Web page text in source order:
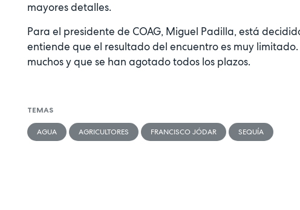
mayores detalles.
Para el presidente de COAG, Miguel Padilla, está
entiende que el resultado del encuentro es muy
muchos y que se han agotado todos los plazos.
TEMAS
AGUA AGRICULTORES FRANCISCO JÓDAR SEQUÍA